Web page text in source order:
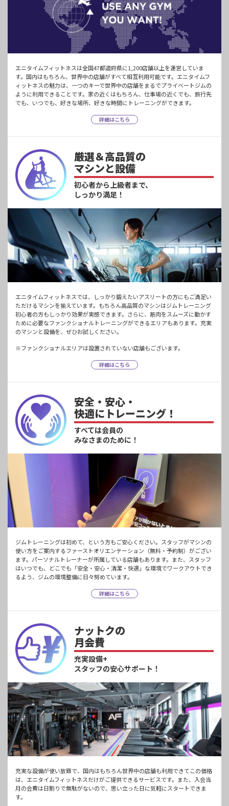
エニタイムフィットネスは全国47都道府県に1,200店舗以上を運営していま
す。国内はもちろん、世界中の店舗がすべて相互利用可能です。エニタイムフ
ィットネスの魅力は、一つのキーで世界中の店舗をまるでプライベートジムの
ように利用できることです。家の近くはもちろん、仕事場の近くでも、旅行先
でも、いつでも、好きな場所、好きな時間にトレーニングができます。
詳細はこちら
厳選＆高品質の
マシンと設備
初心者から上級者まで、
しっかり満足！
エニタイムフィットネスでは、しっかり鍛えたいアスリートの方にもご満足い
ただけるマシンを揃えています。もちろん高品質のマシンはジムトレーニング
初心者の方もしっかり効果が実感できます。さらに、筋肉をスムーズに動かす
ために必要なファンクショナルトレーニングができるエリアもあります。充実
のマシンと設備を、ぜひお試しください。
※ファンクショナルエリアは設置されていない店舗もございます。
詳細はこちら
安全・安心・
快適にトレーニング！
すべては会員の
みなさまのために！
ジムトレーニングは初めて、という方もご安心ください。スタッフがマシンの
使い方をご案内するファーストオリエンテーション（無料・予約制）がござい
ます。パーソナルトレーナーが所属している店舗もあります。また、スタッフ
はいつでも、どこでも「安全・安心・清潔・快適」な環境でワークアウトでき
るよう、ジムの環境整備に日々努めています。
詳細はこちら
ナットクの
月会費
充実設備+
スタッフの安心サポート！
充実な設備が使い放題で、国内はもちろん世界中の店舗も利用できてこの価格
は、エニタイムフィットネスだけがご提供できるサービスです。また、入会当
月の会費は日割りで無駄がないので、思い立った日に気軽にスタートできま
す。